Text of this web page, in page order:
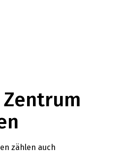
zählen auch